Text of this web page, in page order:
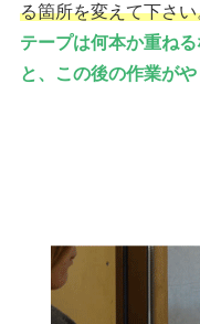
る箇所を変えて下さい
テープは何本か重ね
と、この後の作業がや